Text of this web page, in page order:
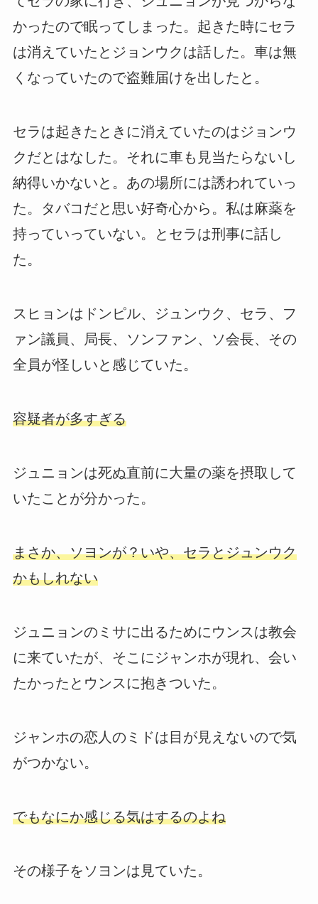
かったので眠ってしまった。起きた時にセラ
は消えていたとジョンウクは話した。車は無
くなっていたので盗難届けを出したと。
セラは起きたときに消えていたのはジョンウ
クだとはなした。それに車も見当たらないし
納得いかないと。あの場所には誘われていっ
た。タバコだと思い好奇心から。私は麻薬を
持っていっていない。とセラは刑事に話し
た。
スヒョンはドンピル、ジュンウク、セラ、フ
ァン議員、局長、ソンファン、ソ会長、その
全員が怪しいと感じていた。
容疑者が多すぎる
ジュニョンは死ぬ直前に大量の薬を摂取して
いたことが分かった。
まさか、ソヨンが？いや、セラとジュンウク
かもしれない
ジュニョンのミサに出るためにウンスは教会
に来ていたが、そこにジャンホが現れ、会い
たかったとウンスに抱きついた。
ジャンホの恋人のミドは目が見えないので気
がつかない。
でもなにか感じる気はするのよね
その様子をソヨンは見ていた。